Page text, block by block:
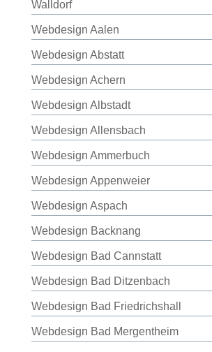
Walldorf
Webdesign Aalen
Webdesign Abstatt
Webdesign Achern
Webdesign Albstadt
Webdesign Allensbach
Webdesign Ammerbuch
Webdesign Appenweier
Webdesign Aspach
Webdesign Backnang
Webdesign Bad Cannstatt
Webdesign Bad Ditzenbach
Webdesign Bad Friedrichshall
Webdesign Bad Mergentheim